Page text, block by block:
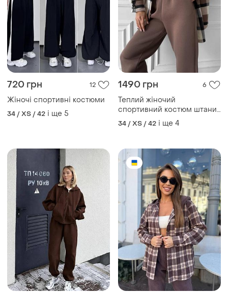
720 грн 12
Жіночі спортивні костюми
34 / XS / 42 і ще 5
1490 грн 6
Теплий жіночий
спортивний костюм штани і
сорочка в клітинку тринитка
на флісі фліс полар
34 / XS / 42 і ще 4